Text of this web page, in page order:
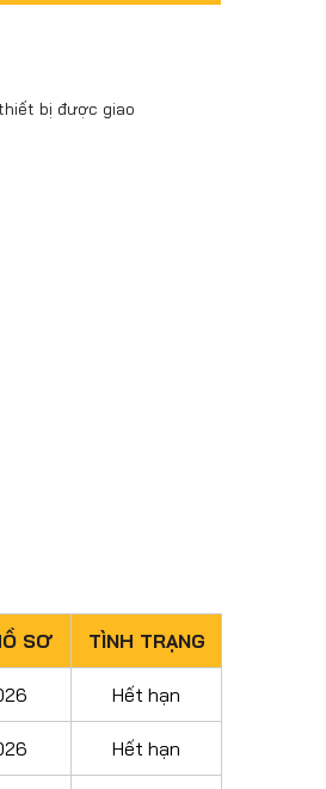
bị được giao
SƠ TÌNH TRẠNG
Hết hạn
Hết hạn